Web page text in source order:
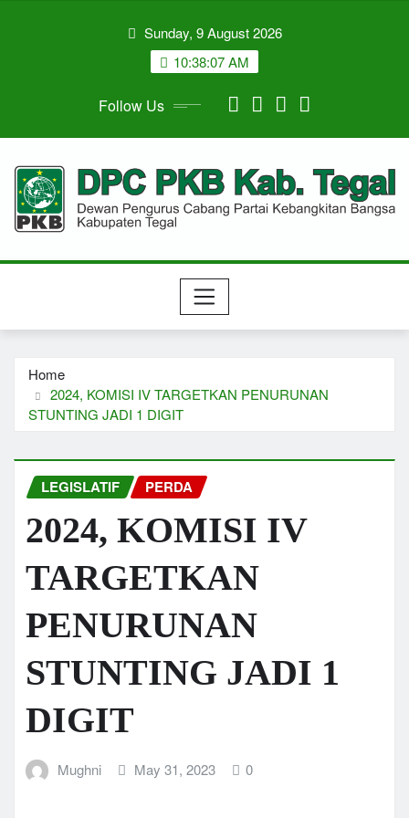
Sunday, 9 August 2026
10:38:07 AM
Follow Us
Home
2024, KOMISI IV TARGETKAN PENURUNAN
STUNTING JADI 1 DIGIT
LEGISLATIF PERDA
2024, KOMISI IV
TARGETKAN
PENURUNAN
STUNTING JADI 1
DIGIT
Mughni May 31, 2023 0